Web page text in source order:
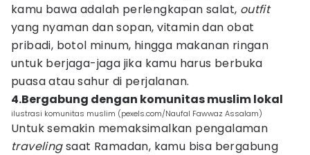
kamu bawa adalah perlengkapan salat, outfit
yang nyaman dan sopan, vitamin dan obat
pribadi, botol minum, hingga makanan ringan
untuk berjaga-jaga jika kamu harus berbuka
puasa atau sahur di perjalanan.
4.Bergabung dengan komunitas muslim lokal
ilustrasi komunitas muslim (pexels.com/Naufal Fawwaz Assalam)
Untuk semakin memaksimalkan pengalaman
travelingsaat Ramadan, kamu bisa bergabung